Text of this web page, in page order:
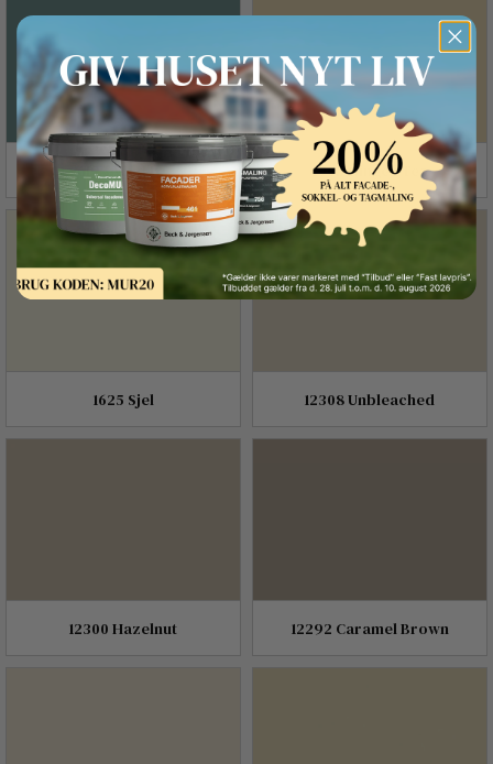
6194 Wild Ivy 1965 Ginger Tea
1625 Sjel 12308 Unbleached
12300 Hazelnut 12292 Caramel Brown
Button Text